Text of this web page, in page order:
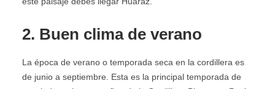
2. Buen clima de verano
La época de verano o temporada seca en la cordillera es
de junio a septiembre. Esta es la principal temporada de